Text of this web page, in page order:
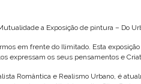
a Exposição de pintura – Do
em frente do Ilimitado. Esta
expressam os seus pensamentos e
Romântica e Realismo Urbano, é